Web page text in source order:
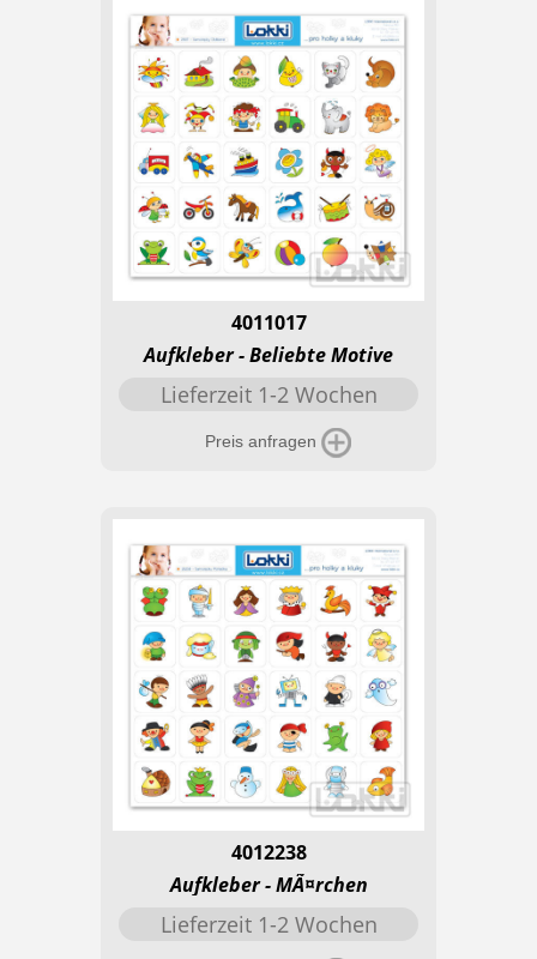
4011017
Aufkleber - Beliebte Motive
Lieferzeit 1-2 Wochen
Preis anfragen
4012238
Aufkleber - MÃ¤rchen
Lieferzeit 1-2 Wochen